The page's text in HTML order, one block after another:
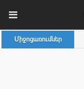
Միջոցառումներ